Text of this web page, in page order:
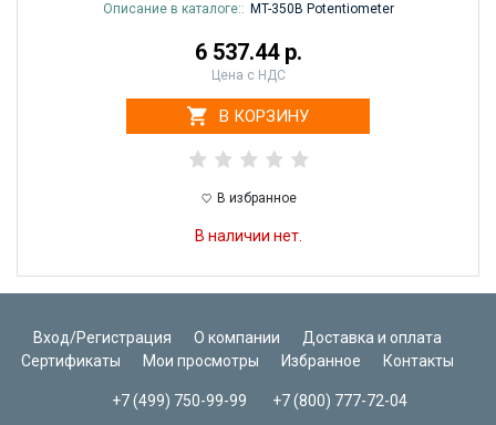
Описание в каталоге:: MT-350B Potentiometer
6 537.44 р.
Цена с НДС
В КОРЗИНУ
В избранное
В наличии нет.
Вход/Регистрация О компании
Доставка и оплата
Сертификаты
Мои просмотры Избранное Контакты
+7 (499) 750-99-99 +7 (800) 777-72-04